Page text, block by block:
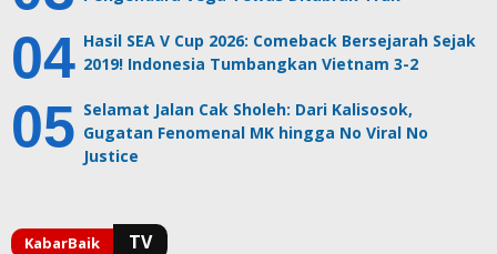
Hasil SEA V Cup 2026: Comeback Bersejarah Sejak
2019! Indonesia Tumbangkan Vietnam 3-2
Selamat Jalan Cak Sholeh: Dari Kalisosok,
Gugatan Fenomenal MK hingga No Viral No
Justice